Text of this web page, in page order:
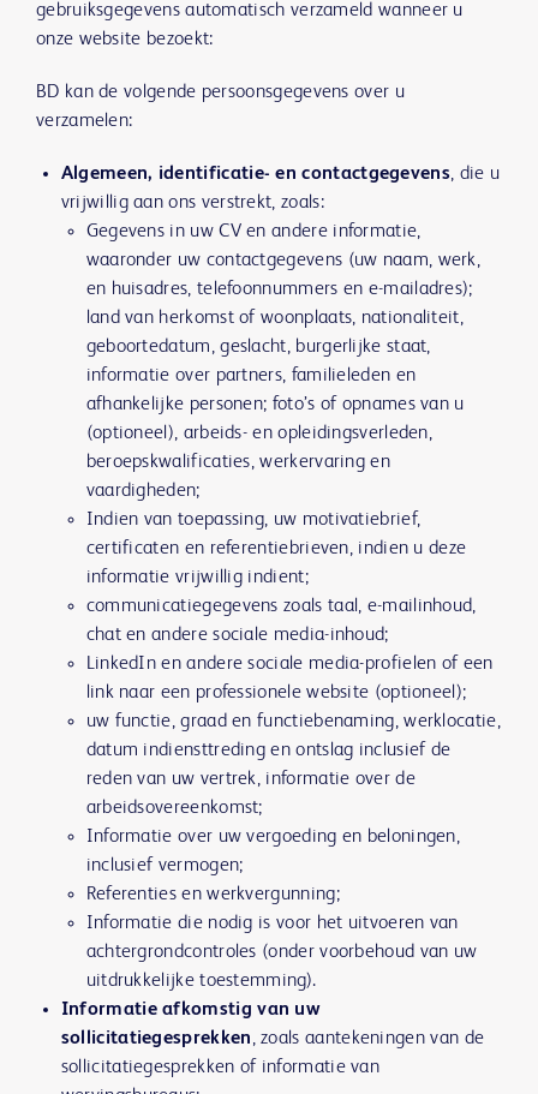
gebruiksgegevens automatisch verzameld wanneer u
onze website bezoekt:
BD kan de volgende persoonsgegevens over u
verzamelen:
Algemeen, identificatie- en contactgegevens, die u
vrijwillig aan ons verstrekt, zoals:
Gegevens in uw CV en andere informatie,
waaronder uw contactgegevens (uw naam, werk,
en huisadres, telefoonnummers en e-mailadres);
land van herkomst of woonplaats, nationaliteit,
geboortedatum, geslacht, burgerlijke staat,
informatie over partners, familieleden en
afhankelijke personen; foto’s of opnames van u
(optioneel), arbeids- en opleidingsverleden,
beroepskwalificaties, werkervaring en
vaardigheden;
Indien van toepassing, uw motivatiebrief,
certificaten en referentiebrieven, indien u deze
informatie vrijwillig indient;
communicatiegegevens zoals taal, e-mailinhoud,
chat en andere sociale media-inhoud;
LinkedIn en andere sociale media-profielen of een
link naar een professionele website (optioneel);
uw functie, graad en functiebenaming, werklocatie,
datum indiensttreding en ontslag inclusief de
reden van uw vertrek, informatie over de
arbeidsovereenkomst;
Informatie over uw vergoeding en beloningen,
inclusief vermogen;
Referenties en werkvergunning;
Informatie die nodig is voor het uitvoeren van
achtergrondcontroles (onder voorbehoud van uw
uitdrukkelijke toestemming).
Informatie afkomstig van uw
sollicitatiegesprekken, zoals aantekeningen van de
sollicitatiegesprekken of informatie van